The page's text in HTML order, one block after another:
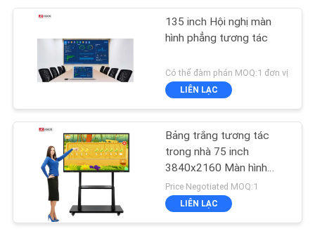
135 inch Hội nghị màn
hình phẳng tương tác
Có thể đàm phán MOQ:1 đơn vị
LIÊN LẠC
Bảng trắng tương tác
trong nhà 75 inch
3840x2160 Màn hình
hồng ngoại RoHS
Price Negotiated MOQ:1
LIÊN LẠC